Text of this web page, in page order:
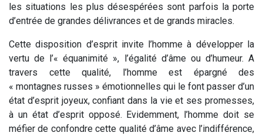
les situations les plus désespérées sont parfois la porte
d’entrée de grandes délivrances et de grands miracles.
Cette disposition d’esprit invite l’homme à développer la
vertu de l’« équanimité », l’égalité d’âme ou d’humeur. A
travers cette qualité, l’homme est épargné des
« montagnes russes » émotionnelles qui le font passer d’un
état d’esprit joyeux, confiant dans la vie et ses promesses,
à un état d’esprit opposé. Evidemment, l’homme doit se
méfier de confondre cette qualité d’âme avec l’indifférence,